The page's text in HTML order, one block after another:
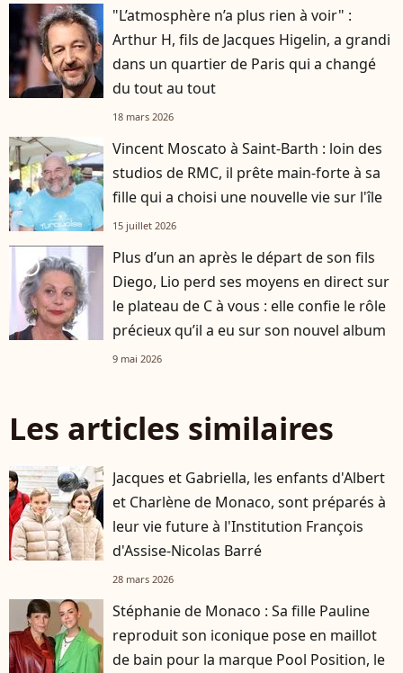
"L’atmosphère n’a plus rien à voir" :
Arthur H, fils de Jacques Higelin, a grandi
dans un quartier de Paris qui a changé
du tout au tout
18 mars 2026
Vincent Moscato à Saint-Barth : loin des
studios de RMC, il prête main-forte à sa
fille qui a choisi une nouvelle vie sur l'île
15 juillet 2026
player2
Plus d’un an après le départ de son fils
Diego, Lio perd ses moyens en direct sur
le plateau de C à vous : elle confie le rôle
précieux qu’il a eu sur son nouvel album
9 mai 2026
Les articles similaires
Jacques et Gabriella, les enfants d'Albert
et Charlène de Monaco, sont préparés à
leur vie future à l'Institution François
d'Assise-Nicolas Barré
28 mars 2026
Stéphanie de Monaco : Sa fille Pauline
reproduit son iconique pose en maillot
de bain pour la marque Pool Position, le